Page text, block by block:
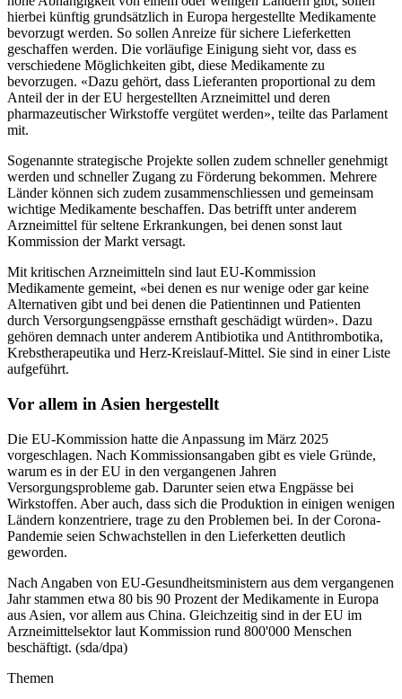
hierbei künftig grundsätzlich in Europa hergestellte Medikamente
bevorzugt werden. So sollen Anreize für sichere Lieferketten
geschaffen werden. Die vorläufige Einigung sieht vor, dass es
verschiedene Möglichkeiten gibt, diese Medikamente zu
bevorzugen. «Dazu gehört, dass Lieferanten proportional zu dem
Anteil der in der EU hergestellten Arzneimittel und deren
pharmazeutischer Wirkstoffe vergütet werden», teilte das Parlament
mit.
Sogenannte strategische Projekte sollen zudem schneller genehmigt
werden und schneller Zugang zu Förderung bekommen. Mehrere
Länder können sich zudem zusammenschliessen und gemeinsam
wichtige Medikamente beschaffen. Das betrifft unter anderem
Arzneimittel für seltene Erkrankungen, bei denen sonst laut
Kommission der Markt versagt.
Mit kritischen Arzneimitteln sind laut EU-Kommission
Medikamente gemeint, «bei denen es nur wenige oder gar keine
Alternativen gibt und bei denen die Patientinnen und Patienten
durch Versorgungsengpässe ernsthaft geschädigt würden». Dazu
gehören demnach unter anderem Antibiotika und Antithrombotika,
Krebstherapeutika und Herz-Kreislauf-Mittel. Sie sind in einer Liste
aufgeführt.
Vor allem in Asien hergestellt
Die EU-Kommission hatte die Anpassung im März 2025
vorgeschlagen. Nach Kommissionsangaben gibt es viele Gründe,
warum es in der EU in den vergangenen Jahren
Versorgungsprobleme gab. Darunter seien etwa Engpässe bei
Wirkstoffen. Aber auch, dass sich die Produktion in einigen wenigen
Ländern konzentriere, trage zu den Problemen bei. In der Corona-
Pandemie seien Schwachstellen in den Lieferketten deutlich
geworden.
Nach Angaben von EU-Gesundheitsministern aus dem vergangenen
Jahr stammen etwa 80 bis 90 Prozent der Medikamente in Europa
aus Asien, vor allem aus China. Gleichzeitig sind in der EU im
Arzneimittelsektor laut Kommission rund 800'000 Menschen
beschäftigt. (sda/dpa)
Themen